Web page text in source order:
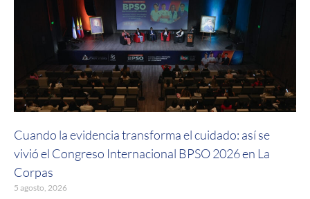
Cuando la evidencia transforma el cuidado: así se
vivió el Congreso Internacional BPSO 2026 en La
Corpas
5 agosto, 2026